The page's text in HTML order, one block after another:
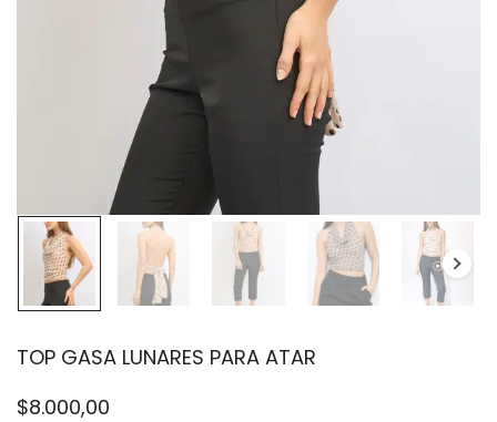
TOP GASA LUNARES PARA ATAR
$8.000,00